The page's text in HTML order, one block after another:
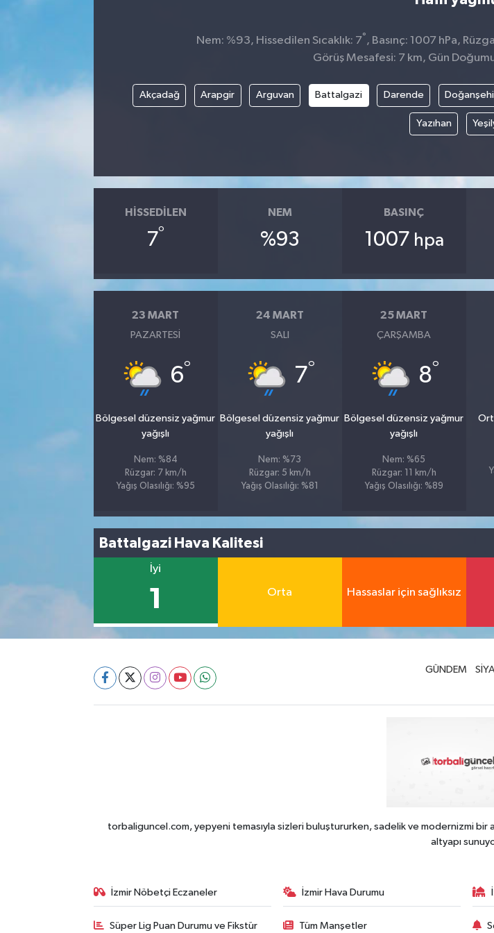
Nem: %93, Hissedilen Sıcaklık: 7° , Basınç: 1007 hPa,
Görüş Mesafesi: 7 km, Gün
Akçadağ Arapgir Arguvan Battalgazi Darende
Yazıhan
HISSEDILEN
7°
NEM
%93
BASINÇ
1007 hpa
23 MART
PAZARTESI
6°
Bölgesel düzensiz yağmur
yağışlı
Nem: %84
Rüzgar: 7 km/h
Yağış Olasılığı: %95
24 MART
SALI
7°
Bölgesel düzensiz yağmur
yağışlı
Nem: %73
Rüzgar: 5 km/h
Yağış Olasılığı: %81
25 MART
ÇARŞAMBA
8°
Bölgesel düzensiz yağmur
yağışlı
Nem: %65
Rüzgar: 11 km/h
Yağış Olasılığı: %89
Battalgazi Hava Kalitesi
İyi
1 Orta Hassaslar için sağlıksız
GÜNDEM
torbaliguncel.com, yepyeni temasıyla sizleri buluştururken, sadelik ve modernizmi
altyapı
İzmir Nöbetçi Eczaneler İzmir Hava Durumu
Süper Lig Puan Durumu ve Fikstür Tüm Manşetler